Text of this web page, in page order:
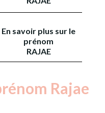
En savoir plus sur le
prénom
RAJAE
Rajae